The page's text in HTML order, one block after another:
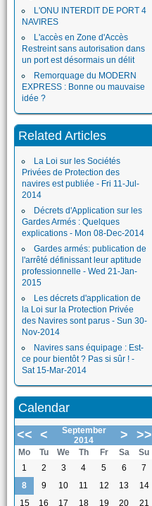
L'ONU INTERDIT DE PORT 4
NAVIRES
L'accès en Zone d'Accès
Restreint sans autorisation dans
un port est désormais un délit
Remorquage du MODERN
EXPRESS : Bonne ou mauvaise
idée ?
Related Articles
La Loi sur les Sociétés
Privées de Protection des
navires est publiée - Fri 11-Jul-
2014
Décrets d'Application sur les
Gardes Armés : Quelques
explications - Mon 08-Dec-2014
Gardes armés: publication de
l'arrêté définissant leur aptitude
professionnelle - Wed 21-Jan-
2015
Les décrets d'application de
la Loi sur la Protection Privée
des Navires sont parus - Sun 30-
Nov-2014
Navires sans équipage : Est-
ce pour bientôt ? Pas si sûr ! -
Sat 15-Mar-2014
Calendar
<< <
September
2014
> >>
Mo Tu We Th Fr Sa
Su
1
2 3 4 5 6
7
8
9 10 11 12 13
14
15
16 17 18 19 20
21